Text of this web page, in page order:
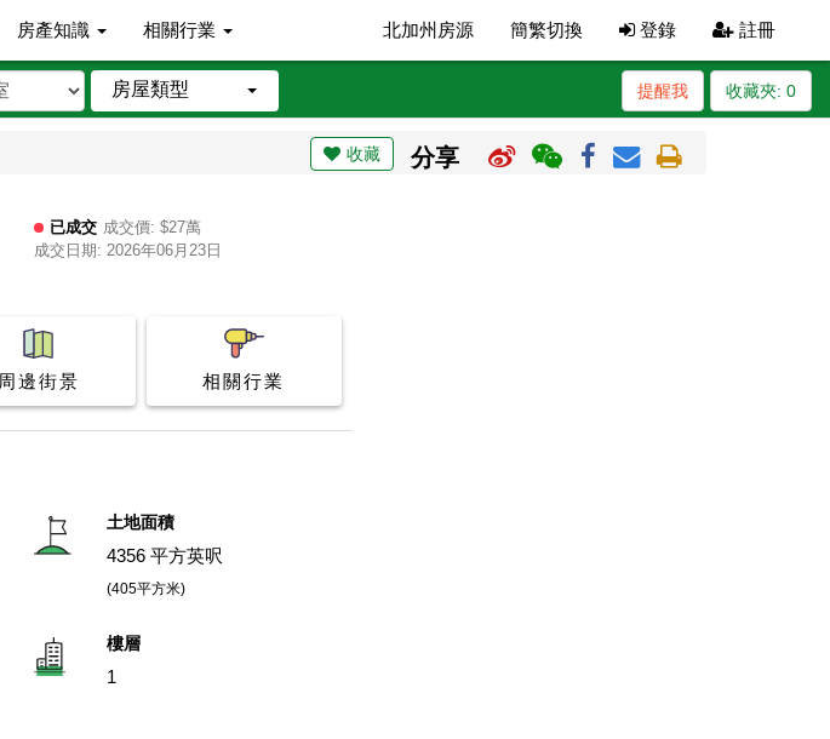
房產知識 相關行業 北加州房源 簡繁切換 登錄 註冊
房屋類型 收藏夾: 0
提醒我
收藏 分享
已成交 成交價: $27萬
成交日期: 2026年06月23日
周邊街景 相關行業
土地面積
4356 平方英呎
(405平方米)
樓層
1